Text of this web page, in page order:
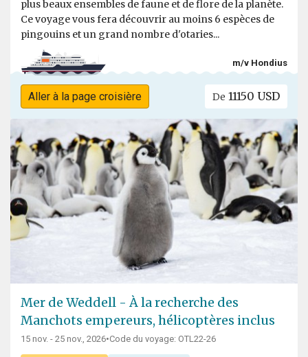
plus beaux ensembles de faune et de flore de la planète.
Ce voyage vous fera découvrir au moins 6 espèces de
pingouins et un grand nombre d'otaries...
m/v Hondius
Aller à la page croisière De 11150 USD
Mer de Weddell - À la recherche des
Manchots empereurs, hélicoptères inclus
15 nov. - 25 nov., 2026•Code du voyage: OTL22-26